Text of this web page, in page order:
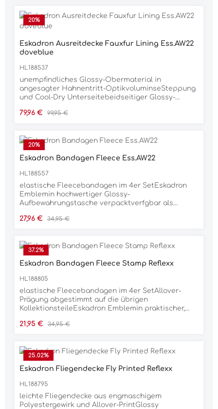
20%
Eskadron Ausreitdecke Fauxfur Lining Ess.AW22
doveblue
HL188537
unempfindliches Glossy-Obermaterial in
angesagter Hahnentritt-OptikvoluminseSteppung
und Cool-Dry Unterseitebeidseitiger Glossy-
Slip Silikonflchen im Sattelbereichelegante Lurex-
dreifacher Fixierungsoption fr exakte
Positionierung
Verkaufspreis:
79,96 € Regulärer Preis:
99,95 €
20%
Eskadron Bandagen Fleece Ess.AW22
HL188557
elastische Fleecebandagen im 4er SetEskadron
Emblemin hochwertiger Glossy-
Aufbewahrungstasche verpacktverfgbar als
Verkaufspreis:
27,96 € Regulärer Preis:
34,95 €
37.2%
Eskadron Bandagen Fleece Stamp Reflexx
HL188805
elastische Fleecebandagen im 4er SetAllover-
Prägung abgestimmt auf die übrigen
KollektionsteileEskadron Emblemin praktischer,
PolyesterPflegehinweisemaschinenwaschbar bei
Verkaufspreis:
21,95 € Regulärer Preis:
34,95 €
25.02%
Eskadron Fliegendecke Fly Printed Reflexx
HL188795
leichte Fliegendecke aus engmaschigem
Polyestergewirk und Allover-PrintGlossy